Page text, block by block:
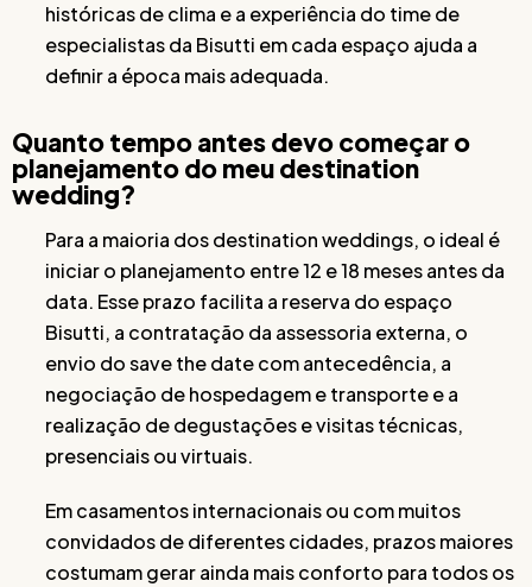
históricas de clima e a experiência do time de
especialistas da Bisutti em cada espaço ajuda a
definir a época mais adequada.
Quanto tempo antes devo começar o
planejamento do meu destination
wedding?
Para a maioria dos destination weddings, o ideal é
iniciar o planejamento entre 12 e 18 meses antes da
data. Esse prazo facilita a reserva do espaço
Bisutti, a contratação da assessoria externa, o
envio do save the date com antecedência, a
negociação de hospedagem e transporte e a
realização de degustações e visitas técnicas,
presenciais ou virtuais.
Em casamentos internacionais ou com muitos
convidados de diferentes cidades, prazos maiores
costumam gerar ainda mais conforto para todos os